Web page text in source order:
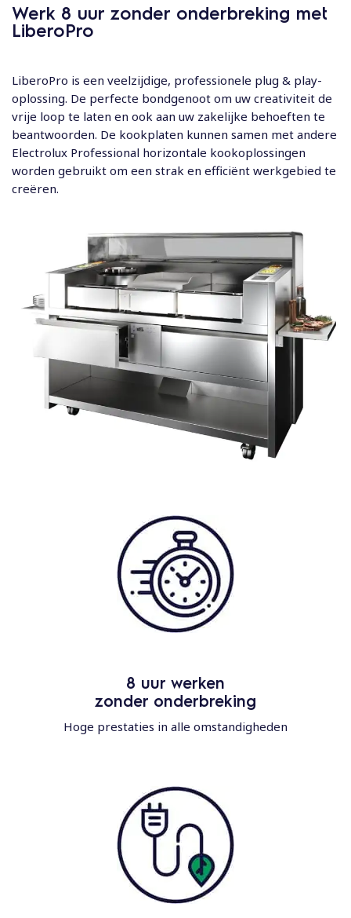
Werk 8 uur zonder onderbreking met
LiberoPro
LiberoPro is een veelzijdige, professionele plug & play-
oplossing. De perfecte bondgenoot om uw creativiteit de
vrije loop te laten en ook aan uw zakelijke behoeften te
beantwoorden. De kookplaten kunnen samen met andere
Electrolux Professional horizontale kookoplossingen
worden gebruikt om een strak en efficiënt werkgebied te
creëren.
8 uur werken
zonder onderbreking
Hoge prestaties in alle omstandigheden